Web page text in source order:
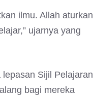
ilmu. Allah aturkan
ujarnya yang
Sijil Pelajaran
bagi mereka